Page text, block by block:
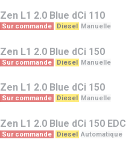
Zen L1 2.0 Blue dCi 110
Sur commande Diesel Manuelle
Zen L1 2.0 Blue dCi 150
Sur commande Diesel Manuelle
Zen L1 2.0 Blue dCi 150
Sur commande Diesel Manuelle
Zen L1 2.0 Blue dCi 150 EDC
Sur commande Diesel Automatique